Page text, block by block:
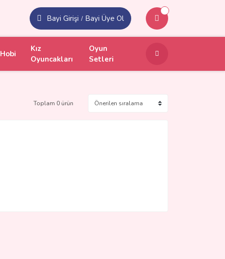
Bayi Girişi / Bayi Üye Ol
Hobi
Kız
Oyuncakları
Oyun
Setleri
Toplam 0 ürün